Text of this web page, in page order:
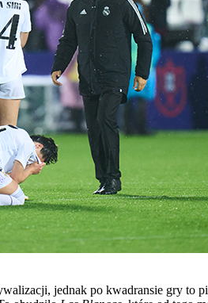
jednak po kwadransie gry to